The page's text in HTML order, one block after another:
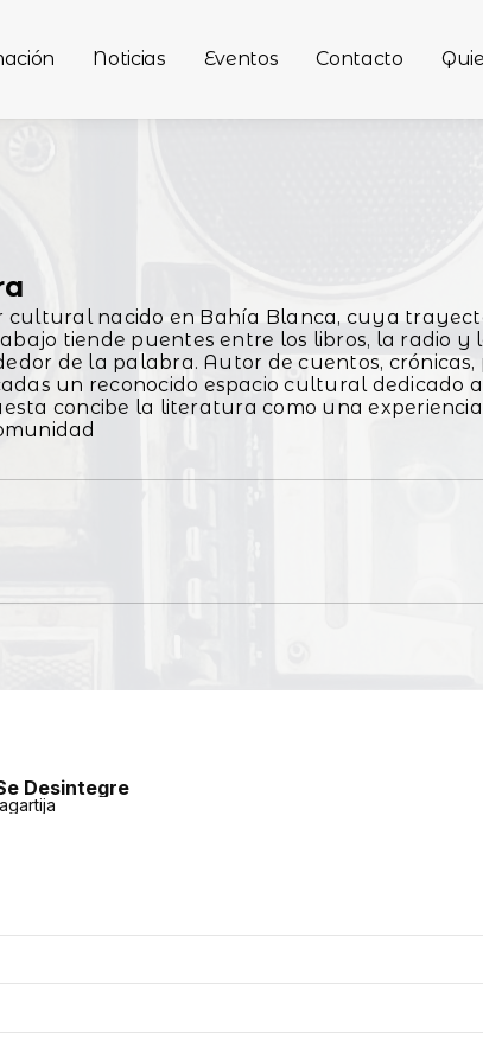
Noticias Eventos Contacto
cultural nacido en Bahía Blanca, cuya
tiende puentes entre los libros, la radio y
de la palabra. Autor de cuentos, crónicas,
un reconocido espacio cultural dedicado
concibe la literatura como una experiencia